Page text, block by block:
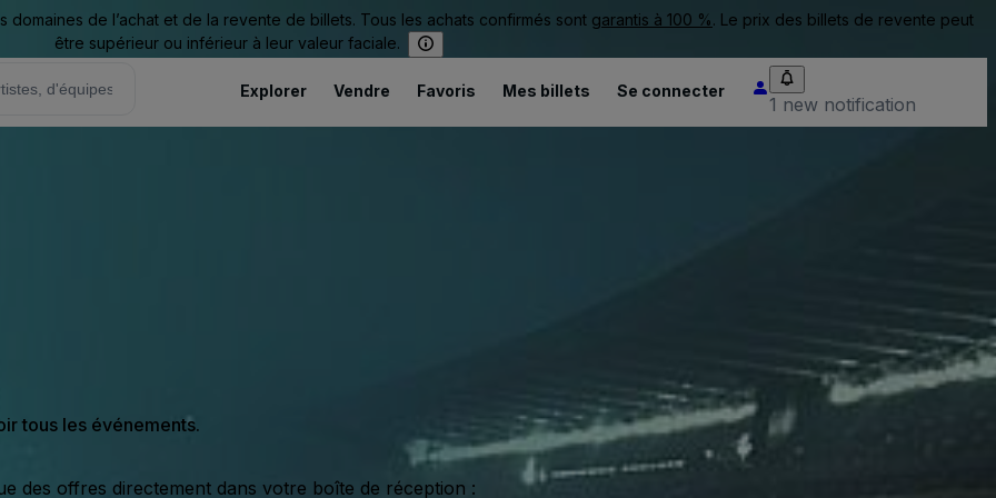
de l’achat et de la revente de billets. Tous les achats confirmés sont garantis à 100 %. Le prix des billets de revente peut
être supérieur ou inférieur à leur valeur faciale.
Explorer Vendre Favoris Mes billets Se connecter
1 new notification
tous les événements.
des offres directement dans votre boîte de réception :